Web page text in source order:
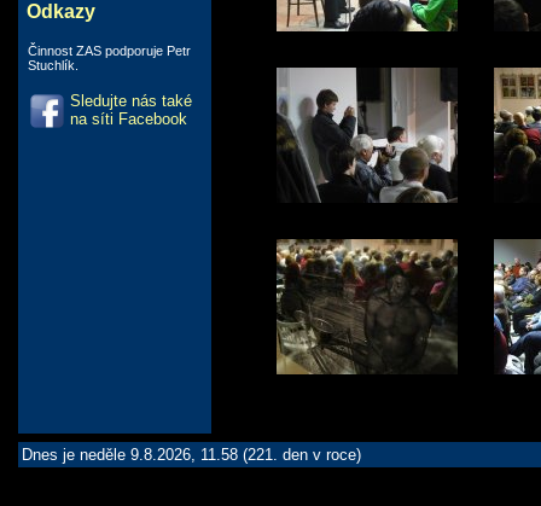
Odkazy
Činnost ZAS podporuje Petr
Stuchlík.
Sledujte nás také
na síti Facebook
Dnes je neděle 9.8.2026, 11.58 (221. den v roce)